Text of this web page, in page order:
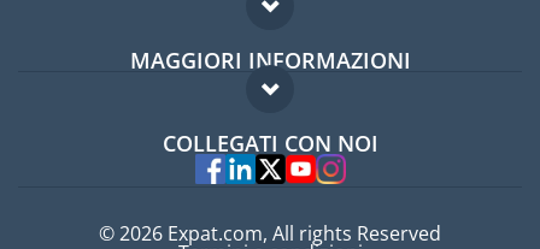
Forum per expat
Guida per expat
MAGGIORI INFORMAZIONI
Domande frequenti
Esperti
COLLEGATI CON NOI
© 2026 Expat.com, All rights Reserved